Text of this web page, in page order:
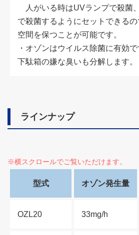
人がいる時はUVランプで殺菌
で殺菌するようにセットできる
空間を保つことが可能です。
・オゾンはウイルス除菌に有効
下駄箱の嫌な臭いも分解します。
ラインナップ
型式 オゾン発生量
OZL20 33mg/h